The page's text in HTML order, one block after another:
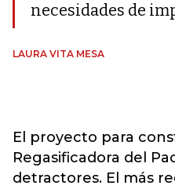
necesidades de
LAURA VITA MESA
El proyecto para
Regasificadora del
detractores. El más